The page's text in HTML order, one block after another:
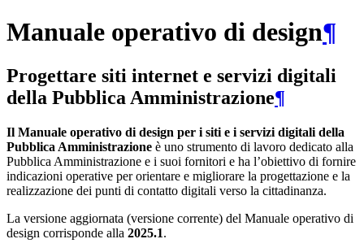
Manuale operativo di design¶
Progettare siti internet e servizi digitali
della Pubblica Amministrazione¶
Il Manuale operativo di design per i siti e i servizi digitali della
Pubblica Amministrazione è uno strumento di lavoro dedicato alla
Pubblica Amministrazione e i suoi fornitori e ha l’obiettivo di fornire
indicazioni operative per orientare e migliorare la progettazione e la
realizzazione dei punti di contatto digitali verso la cittadinanza.
La versione aggiornata (versione corrente) del Manuale operativo di
design corrisponde alla 2025.1.